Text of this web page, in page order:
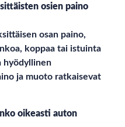
osien paino
osan paino,
koppaa tai istuinta
hyödyllinen
ja muoto ratkaisevat
oikeasti auton